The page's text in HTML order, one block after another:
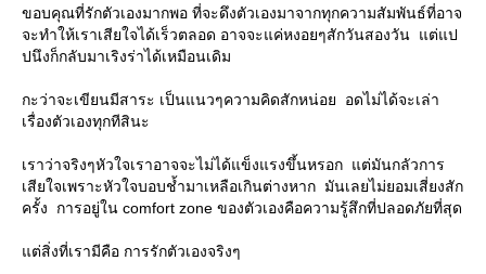
ขอบคุณที่รักตัวเองมากพอ ที่จะดึงตัวเองมาจากทุกความสัมพันธ์ที่อาจ
จะทำให้เราเสียใจได้เร็วตลอด อาจจะแค่หงอยๆสักวันสองวัน แต่แป
ปนึงก็กลับมาเริงร่าได้เหมือนเดิม
กะว่าจะเขียนมีสาระ เป็นแนวๆความคิดสักหน่อย อดไม่ได้จะเล่า
เรื่องตัวเองทุกทีสินะ
เราว่าจริงๆหัวใจเราอาจจะไม่ได้แข็งแรงขึ้นหรอก แต่มันกลัวการ
เสียใจเพราะหัวใจบอบช้ำมาเหลือเกินต่างหาก มันเลยไม่ยอมเสี่ยงสัก
ครั้ง การอยู่ใน comfort zone ของตัวเองคือความรู้สึกที่ปลอดภัยที่สุด
ต่สิ่งที่เรามีคือ การรักตัวเองจริงๆ